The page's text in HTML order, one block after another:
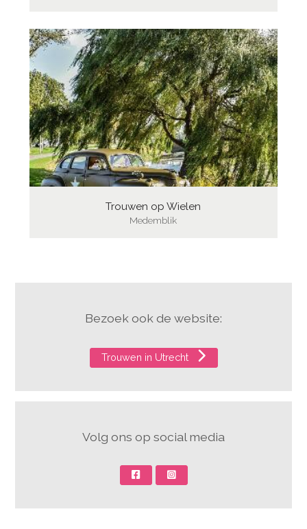
Trouwen op Wielen
Medemblik
Bezoek ook de website:
Trouwen in Utrecht
Volg ons op social media